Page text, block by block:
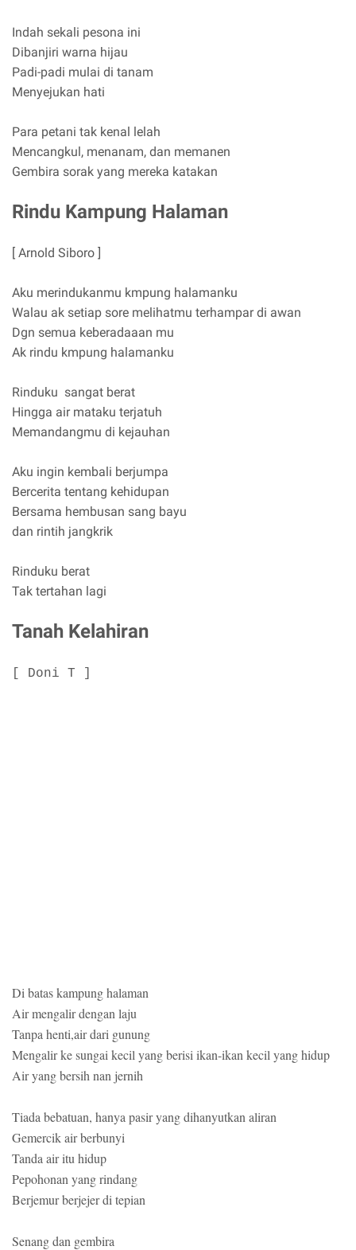
Indah sekali pesona ini
Dibanjiri warna hijau
Padi-padi mulai di tanam
Menyejukan hati
Para petani tak kenal lelah
Mencangkul, menanam, dan memanen
Gembira sorak yang mereka katakan
Rindu Kampung Halaman
[ Arnold Siboro ]
Aku merindukanmu kmpung halamanku
Walau ak setiap sore melihatmu terhampar di awan
Dgn semua keberadaaan mu
Ak rindu kmpung halamanku
Rinduku sangat berat
Hingga air mataku terjatuh
Memandangmu di kejauhan
Aku ingin kembali berjumpa
Bercerita tentang kehidupan
Bersama hembusan sang bayu
dan rintih jangkrik
Rinduku berat
Tak tertahan lagi
Tanah Kelahiran
[ Doni T ]
Di batas kampung halaman
Air mengalir dengan laju
Tanpa henti,air dari gunung
Mengalir ke sungai kecil yang berisi ikan-ikan kecil yang hidup
Air yang bersih nan jernih
Tiada bebatuan, hanya pasir yang dihanyutkan aliran
Gemercik air berbunyi
Tanda air itu hidup
Pepohonan yang rindang
Berjemur berjejer di tepian
Senang dan gembira